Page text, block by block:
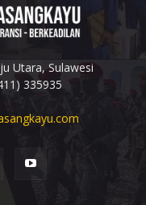
Utara, Sulawesi
335935